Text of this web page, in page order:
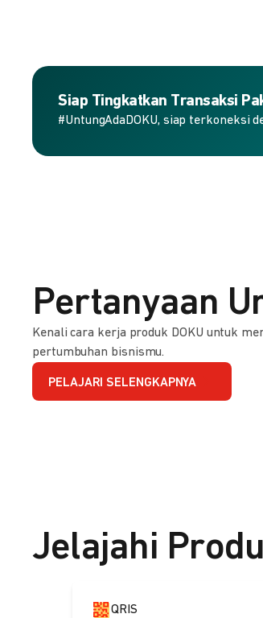
Siap Tingkatkan Transaksi
#UntungAdaDOKU, siap terkoneksi
Pertanyaan
Kenali cara kerja produk DOKU untuk
pertumbuhan bisnismu.
PELAJARI SELENGKAPNYA
Jelajahi
QRIS